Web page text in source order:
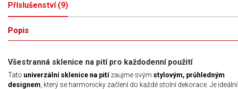
Příslušenství(9)
Popis
Všestranná sklenice na pití pro každodenní použití
Tato univerzální sklenice na pitízaujme svým stylovým, průhledným
designem , který se harmonicky začlení do každé stolní dekorace. Je ideální